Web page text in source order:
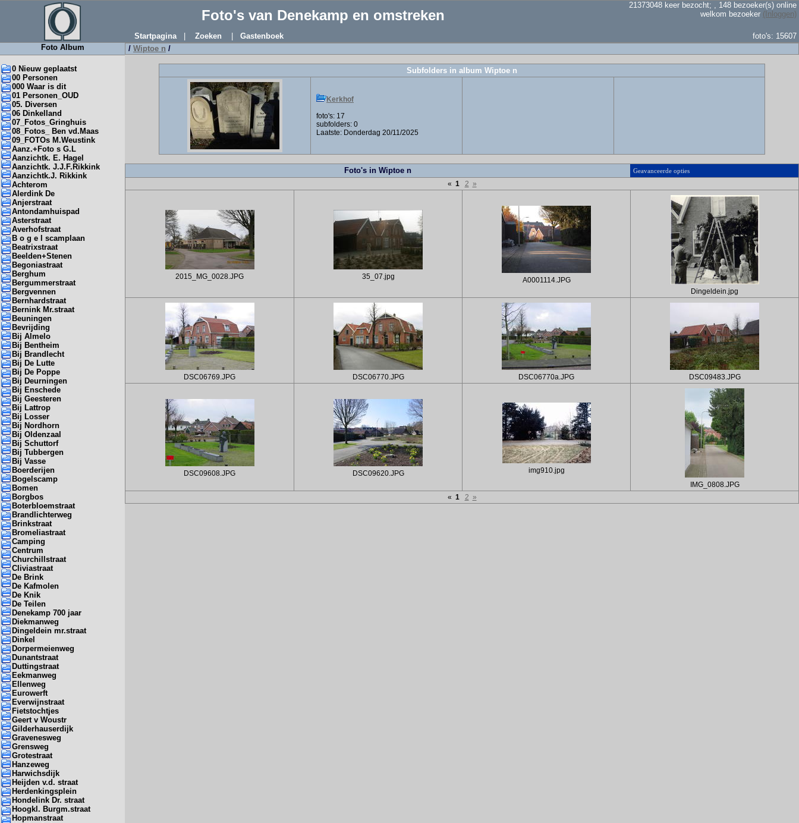
Foto's van Denekamp en omstreken
21373048 keer bezocht; , 148 bezoeker(s) online
welkom bezoeker (Inloggen)
Startpagina| Zoeken Gastenboek
foto's: 15607
Foto Album
0 Nieuw geplaatst
00 Personen
000 Waar is dit
01 Personen_OUD
05. Diversen
06 Dinkelland
07_Fotos_Gringhuis
08_Fotos_ Ben vd.Maas
09_FOTOs M.Weustink
Aanz.+Foto s G.L
Aanzichtk. E. Hagel
Aanzichtk. J.J.F.Rikkink
Aanzichtk.J. Rikkink
Achterom
Alerdink De
Anjerstraat
Antondamhuispad
Asterstraat
Averhofstraat
B o g e l scamplaan
Beatrixstraat
Beelden+Stenen
Begoniastraat
Berghum
Bergummerstraat
Bergvennen
Bernhardstraat
Bernink Mr.straat
Beuningen
Bevrijding
Bij Almelo
Bij Bentheim
Bij Brandlecht
Bij De Lutte
Bij De Poppe
Bij Deurningen
Bij Enschede
Bij Geesteren
Bij Lattrop
Bij Losser
Bij Nordhorn
Bij Oldenzaal
Bij Schuttorf
Bij Tubbergen
Bij Vasse
Boerderijen
Bogelscamp
Bomen
Borgbos
Boterbloemstraat
Brandlichterweg
Brinkstraat
Bromeliastraat
Camping
Centrum
Churchillstraat
Cliviastraat
De Brink
De Kafmolen
De Knik
De Teilen
Denekamp 700 jaar
Diekmanweg
Dingeldein mr.straat
Dinkel
Dorpermeienweg
Dunantstraat
Duttingstraat
Eekmanweg
Ellenweg
Eurowerft
Everwijnstraat
Fietstochtjes
Geert v Woustr
Gilderhauserdijk
Gravenesweg
Grensweg
Grotestraat
Hanzeweg
Harwichsdijk
Heijden v.d. straat
Herdenkingsplein
Hondelink Dr. straat
Hoogkl. Burgm.straat
Hopmanstraat
/ Wiptoe n /
Subfolders in album Wiptoe n
Kerkhof
foto's: 17
subfolders: 0
Laatste: Donderdag 20/11/2025
Foto's in Wiptoe n Geavanceerde opties
« 1 2 »
2015_MG_0028.JPG 35_07.jpg
A0001114.JPG
Dingeldein.jpg
DSC06769.JPG DSC06770.JPG DSC06770a.JPG DSC09483.JPG
DSC09608.JPG DSC09620.JPG
img910.jpg
IMG_0808.JPG
« 1 2 »